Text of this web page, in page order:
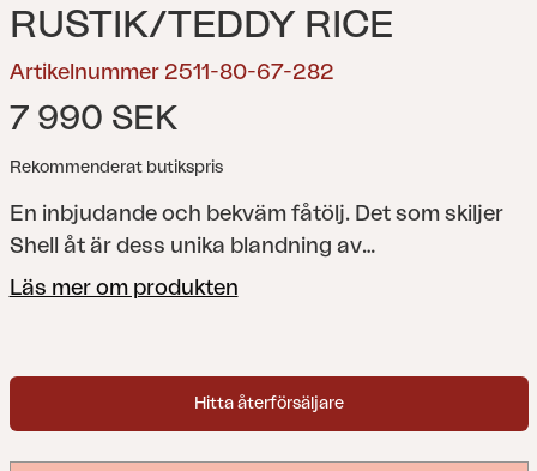
RUSTIK/TEDDY RICE
Artikelnummer 2511-80-67-282
7 990 SEK
Rekommenderat butikspris
En inbjudande och bekväm fåtölj. Det som skiljer
Shell åt är dess unika blandning av
designinfluenser. De rena linjerna och de neutrala
konstrotting fångar den avslappnade, soliga
känslan från Medelhavet. Denna blandning gör
Läs mer om produkten
Hitta återförsäljare